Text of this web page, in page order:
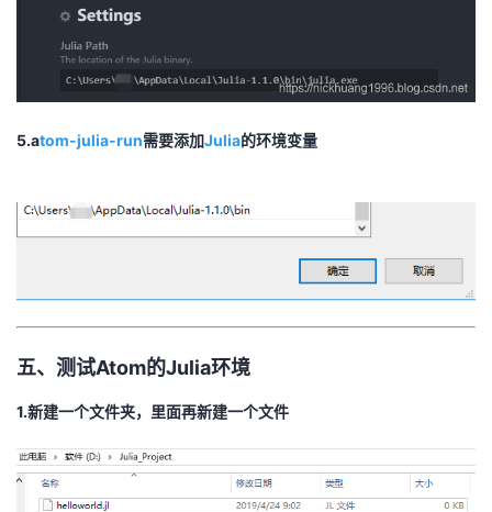
5.atom-julia-run需要添加Julia的环境变量
五、测试Atom的Julia环境
1.新建一个文件夹，里面再新建一个文件